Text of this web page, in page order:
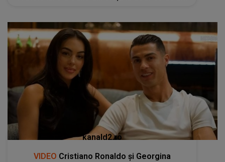
kanald2.ro
VIDEO Cristiano Ronaldo și Georgina